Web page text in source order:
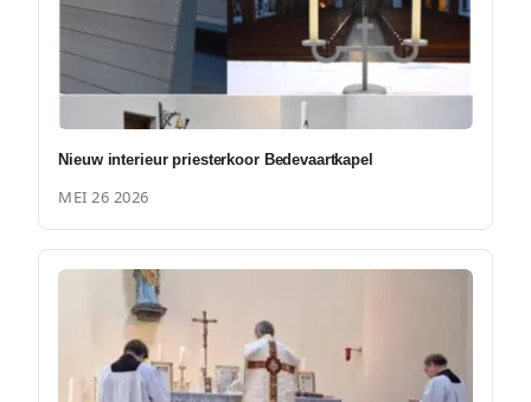
Nieuw interieur priesterkoor Bedevaartkapel
MEI 26 2026